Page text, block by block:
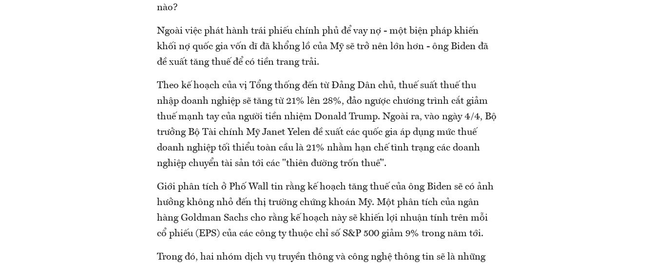
nào?
Ngoài việc phát hành trái phiếu chính phủ để vay nợ - một biện pháp khiến
khối nợ quốc gia vốn dĩ đã khổng lồ của Mỹ sẽ trở nên lớn hơn - ông Biden đã
đề xuất tăng thuế để có tiền trang trải.
Theo kế hoạch của vị Tổng thống đến từ Đảng Dân chủ, thuế suất thuế thu
nhập doanh nghiệp sẽ tăng từ 21% lên 28%, đảo ngược chương trình cắt giảm
thuế mạnh tay của người tiền nhiệm Donald Trump. Ngoài ra, vào ngày 4/4, Bộ
trưởng Bộ Tài chính Mỹ Janet Yelen đề xuất các quốc gia áp dụng mức thuế
doanh nghiệp tối thiểu toàn cầu là 21% nhằm hạn chế tình trạng các doanh
nghiệp chuyển tài sản tới các "thiên đường trốn thuế".
Giới phân tích ở Phố Wall tin rằng kế hoạch tăng thuế của ông Biden sẽ có ảnh
hưởng không nhỏ đến thị trường chứng khoán Mỹ. Một phân tích của ngân
hàng Goldman Sachs cho rằng kế hoạch này sẽ khiến lợi nhuận tính trên mỗi
cổ phiếu (EPS) của các công ty thuộc chỉ số S&P 500 giảm 9% trong năm tới.
Trong đó, hai nhóm dịch vụ truyền thông và công nghệ thông tin sẽ là những